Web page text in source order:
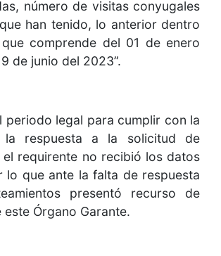
número de visitas conyugales
han tenido, lo anterior dentro
comprende del 01 de enero
de junio del 2023”.
periodo legal para cumplir con la
la respuesta a la solicitud de
el requirente no recibió los datos
lo que ante la falta de respuesta
presentó recurso de
este Órgano Garante.